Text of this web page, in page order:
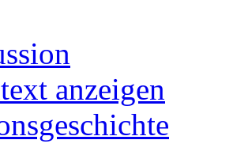
anzeigen